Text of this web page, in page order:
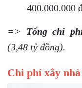
400.000.000
=> Tổng chi
(3,48 tỷ đồng).
Chi phí xây